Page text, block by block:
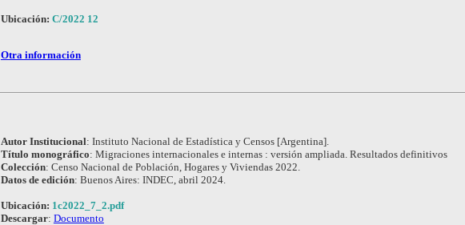
Ubicación: C/2022 12
Otra información
Autor Institucional: Instituto Nacional de Estadística y Censos [Argentina].
Título monográfico: Migraciones internacionales e internas : versión ampliada. Resultados definitivos
Colección: Censo Nacional de Población, Hogares y Viviendas 2022.
Datos de edición: Buenos Aires: INDEC, abril 2024.
Ubicación: 1c2022_7_2.pdf
Descargar: Documento